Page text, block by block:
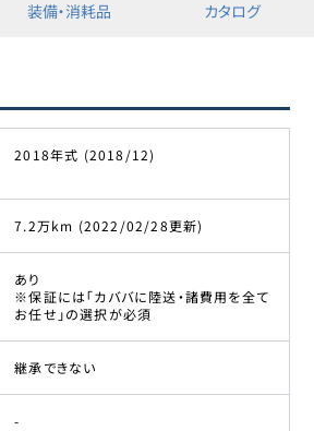
- 359.9万円
-
- 369.8万円
装備・消耗品 カタログ
2018年式 (2018/12)
7.2万km (2022/02/28更新)
あり
※保証には「カババに陸送・諸費用を全て
お任せ」の選択が必須
継承できない
-